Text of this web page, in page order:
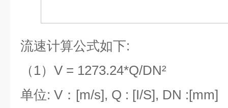
流速计算公式如下:
（ 1） V = 1273.24*Q/DN²
单位: V ： [m/s], Q : [I/S], DN :[mm]